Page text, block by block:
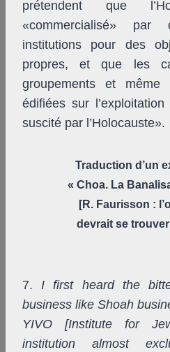
prétendent que
«commercialisé»
institutions pour des
propres, et que les
groupements et
édifiées sur
suscité par l’Holocauste».
Traduction d’un
« Choa. La
[R. Faurisson :
devrait se
7. I first heard the
business like Shoah
YIVO [Institute for
institution almost